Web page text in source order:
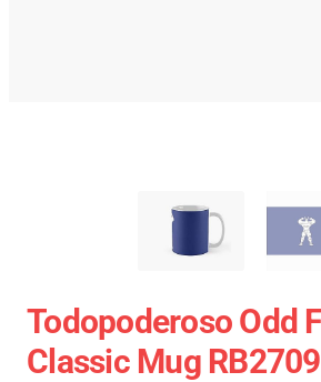
Todopoderoso Odd
Classic Mug RB2709